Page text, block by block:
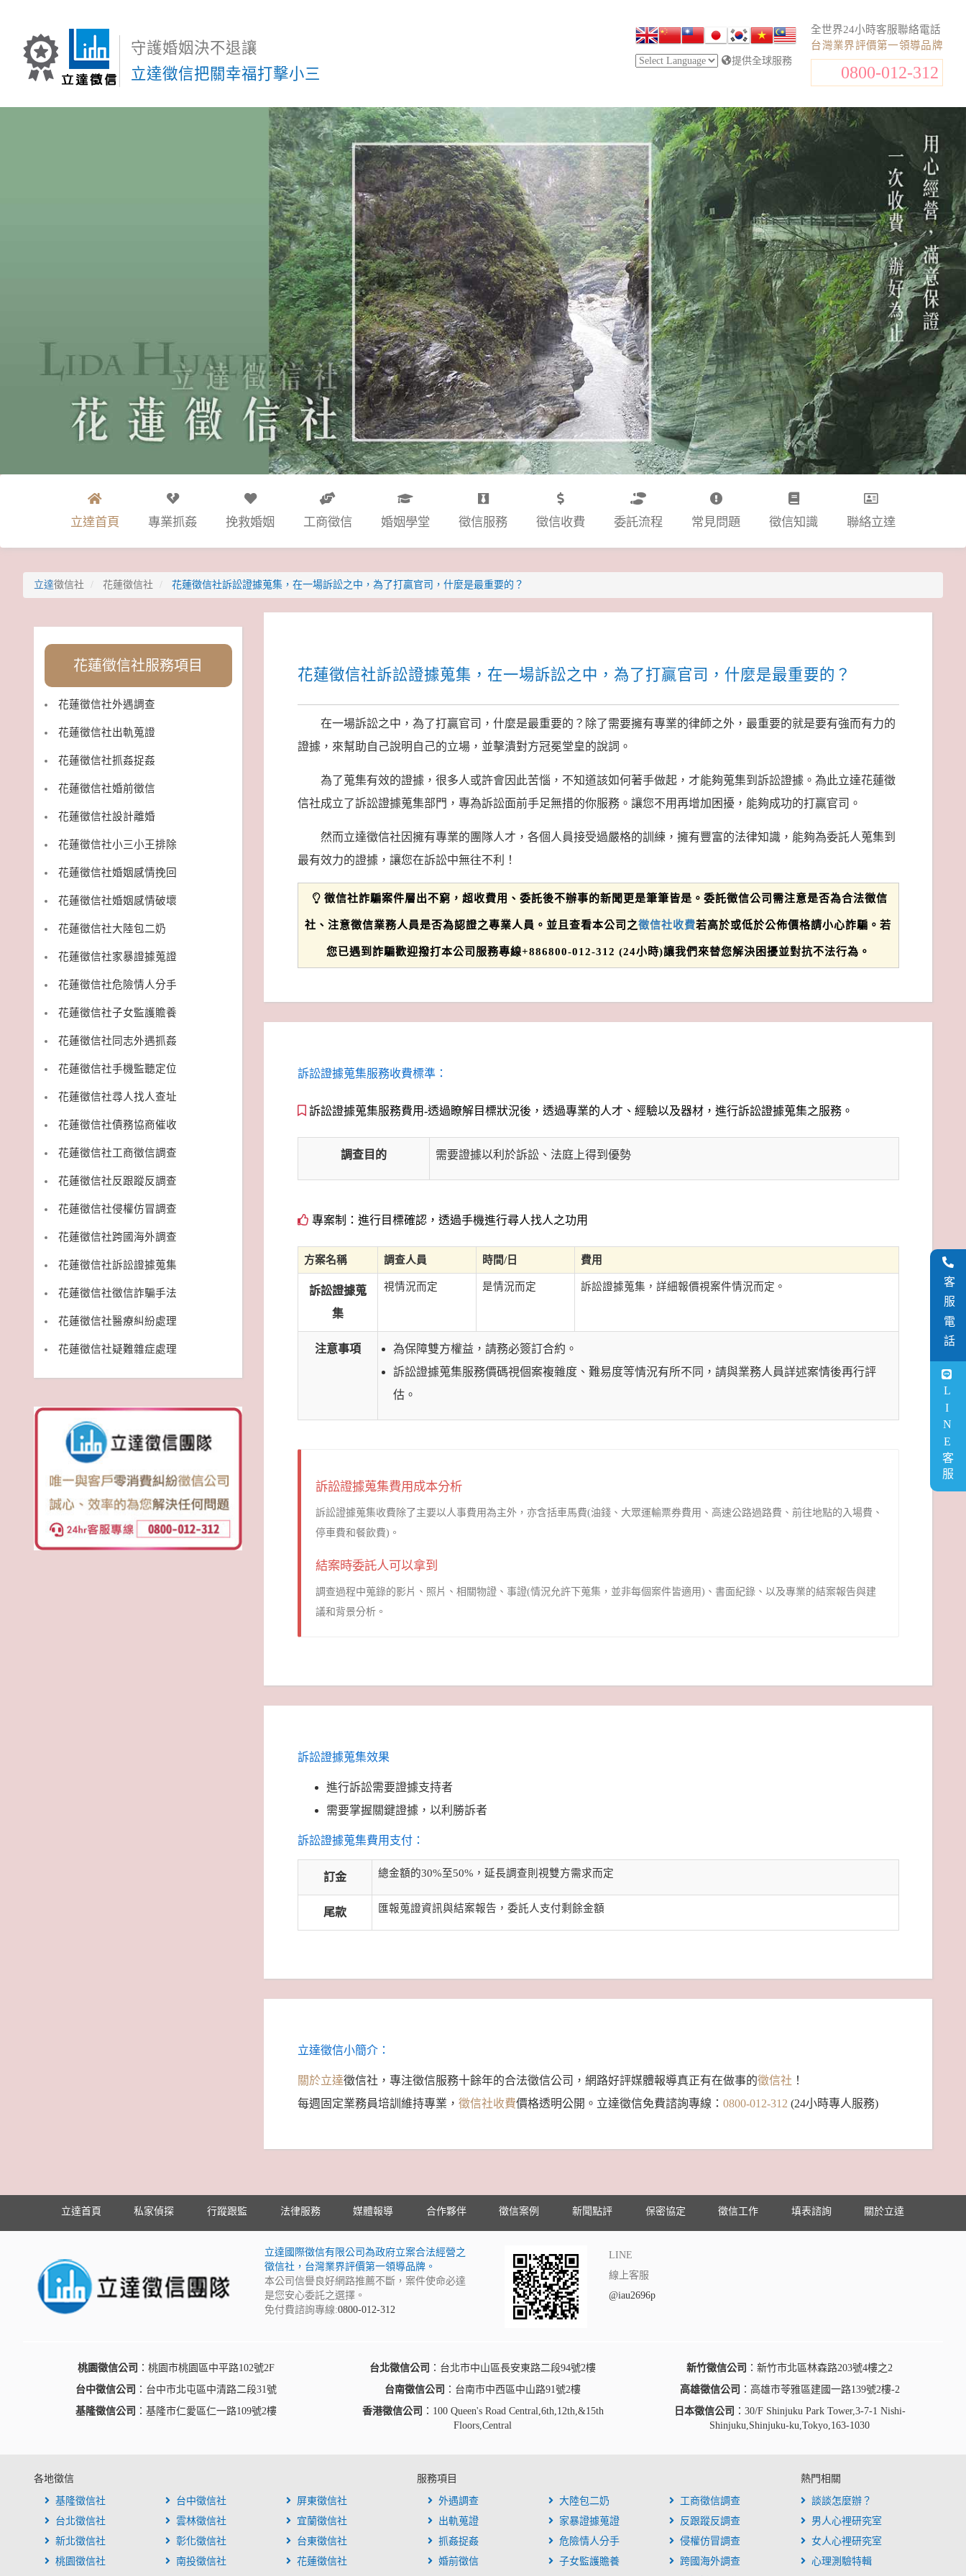
守護婚姻決不退讓
立達徵信把關幸福打擊小三
全世界24小時客服聯絡電話
台灣業界評價第一領導品牌
0800-012-312
提供全球服務
立達首頁 專業抓姦 挽救婚姻 工商徵信 婚姻學堂 徵信服務 徵信收費 委託流程 常見問題 徵信知識 聯絡立達
立達徵信社 花蓮徵信社 花蓮徵信社訴訟證據蒐集，在一場訴訟之中，為了打贏官司，什麼是最重要的？
花蓮徵信社訴訟證據蒐集，在一場訴訟之中，為了打贏官司，什麼是最重要的？
在一場訴訟之中，為了打贏官司，什麼是最重要的？除了需要擁有專業的律師之外，最重要的就是要有強而有力的
證據，來幫助自己說明自己的立場，並擊潰對方冠冕堂皇的說詞。
為了蒐集有效的證據，很多人或許會因此苦惱，不知道該如何著手做起，才能夠蒐集到訴訟證據。為此立達花蓮徵
信社成立了訴訟證據蒐集部門，專為訴訟面前手足無措的你服務。讓您不用再增加困擾，能夠成功的打贏官司。
然而立達徵信社因擁有專業的團隊人才，各個人員接受過嚴格的訓練，擁有豐富的法律知識，能夠為委託人蒐集到
最有效力的證據，讓您在訴訟中無往不利！
徵信社詐騙案件層出不窮，超收費用、委託後不辦事的新聞更是筆筆皆是。委託徵信公司需注意是否為合法徵信
社、注意徵信業務人員是否為認證之專業人員。並且查看本公司之徵信社收費若高於或低於公佈價格請小心詐騙。若
您已遇到詐騙歡迎撥打本公司服務專線+886800-012-312 (24小時)讓我們來替您解決困擾並對抗不法行為。
訴訟證據蒐集服務收費標準：
訴訟證據蒐集服務費用-透過瞭解目標狀況後，透過專業的人才、經驗以及器材，進行訴訟證據蒐集之服務。
調查目的 需要證據以利於訴訟、法庭上得到優勢
專案制：進行目標確認，透過手機進行尋人找人之功用
方案名稱 調查人員 時間/日 費用
訴訟證據蒐
集
視情況而定 是情況而定 訴訟證據蒐集，詳細報價視案件情況而定。
注意事項
為保障雙方權益，請務必簽訂合約。
訴訟證據蒐集服務價碼視個案複雜度、難易度等情況有所不同，請與業務人員詳述案情後再行評
估。
訴訟證據蒐集費用成本分析
訴訟證據蒐集收費除了主要以人事費用為主外，亦含括車馬費(油錢、大眾運輸票券費用、高速公路過路費、前往地點的入場費、
停車費和餐飲費)。
結案時委託人可以拿到
調查過程中蒐錄的影片、照片、相關物證、事證(情況允許下蒐集，並非每個案件皆適用)、書面紀錄、以及專業的結案報告與建
議和背景分析。
訴訟證據蒐集效果
進行訴訟需要證據支持者
需要掌握關鍵證據，以利勝訴者
訴訟證據蒐集費用支付：
訂金 總金額的30%至50%，延長調查則視雙方需求而定
尾款 匯報蒐證資訊與結案報告，委託人支付剩餘金額
立達徵信小簡介：
關於立達徵信社，專注徵信服務十餘年的合法徵信公司，網路好評媒體報導真正有在做事的徵信社 ！
每週固定業務員培訓維持專業， 徵信社收費價格透明公開。立達徵信免費諮詢專線： 0800-012-312 (24小時專人服務)
花蓮徵信社服務項目
花蓮徵信社外遇調查
花蓮徵信社出軌蒐證
花蓮徵信社抓姦捉姦
花蓮徵信社婚前徵信
花蓮徵信社設計離婚
花蓮徵信社小三小王排除
花蓮徵信社婚姻感情挽回
花蓮徵信社婚姻感情破壞
花蓮徵信社大陸包二奶
花蓮徵信社家暴證據蒐證
花蓮徵信社危險情人分手
花蓮徵信社子女監護贍養
花蓮徵信社同志外遇抓姦
花蓮徵信社手機監聽定位
花蓮徵信社尋人找人查址
花蓮徵信社債務協商催收
花蓮徵信社工商徵信調查
花蓮徵信社反跟蹤反調查
花蓮徵信社侵權仿冒調查
花蓮徵信社跨國海外調查
花蓮徵信社訴訟證據蒐集
花蓮徵信社徵信詐騙手法
花蓮徵信社醫療糾紛處理
花蓮徵信社疑難雜症處理 客服電話
LINE客服
立達首頁 私家偵探 行蹤跟監 法律服務 媒體報導 合作夥伴 徵信案例 新聞點評 保密協定 徵信工作 填表諮詢 關於立達
立達國際徵信有限公司為政府立案合法經營之
徵信社，台灣業界評價第一領導品牌。
本公司信譽良好網路推薦不斷，案件使命必達
是您安心委託之選擇。
免付費諮詢專線:0800-012-312
LINE
線上客服
@iau2696p
桃園徵信公司 ：桃園市桃園區中平路102號2F 台北徵信公司 ：台北市中山區長安東路二段94號2樓 新竹徵信公司 ：新竹市北區林森路203號4樓之2
台中徵信公司 ：台中市北屯區中清路二段31號 台南徵信公司 ：台南市中西區中山路91號2樓 高雄徵信公司 ：高雄市苓雅區建國一路139號2樓-2
基隆徵信公司 ：基隆市仁愛區仁一路109號2樓 香港徵信公司 ：100 Queen's Road Central,6th,12th,&15th
Floors,Central
日本徵信公司 ：30/F Shinjuku Park Tower,3-7-1 Nishi-
Shinjuku,Shinjuku-ku,Tokyo,163-1030
各地徵信
基隆徵信社
台北徵信社
新北徵信社
桃園徵信社
台中徵信社
雲林徵信社
彰化徵信社
南投徵信社
屏東徵信社
宜蘭徵信社
台東徵信社
花蓮徵信社
服務項目
外遇調查
出軌蒐證
抓姦捉姦
婚前徵信
大陸包二奶
家暴證據蒐證
危險情人分手
子女監護贍養
工商徵信調查
反跟蹤反調查
侵權仿冒調查
跨國海外調查
熱門相關
談談怎麼辦？
男人心裡研究室
女人心裡研究室
心理測驗特輯